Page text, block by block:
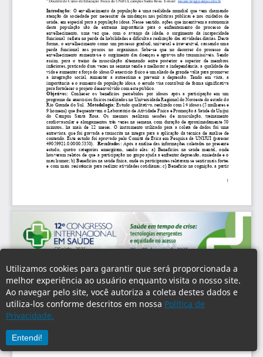
Utilizamos cookies para garantir que será proporcionada a
melhor experiência ao usuário enquanto visita o nosso site.
Ao navegar pelo site, você autoriza a coleta destes dados e
utiliza-los conforme descritos em nossa Política de
Privacidade.
Entendi!